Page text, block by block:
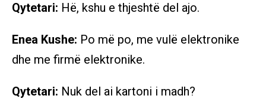
Qytetari: Hë, kshu e thjeshtë del ajo.
Enea Kushe: Po më po, me vulë elektronike
dhe me firmë elektronike.
Qytetari: Nuk del ai kartoni i madh?